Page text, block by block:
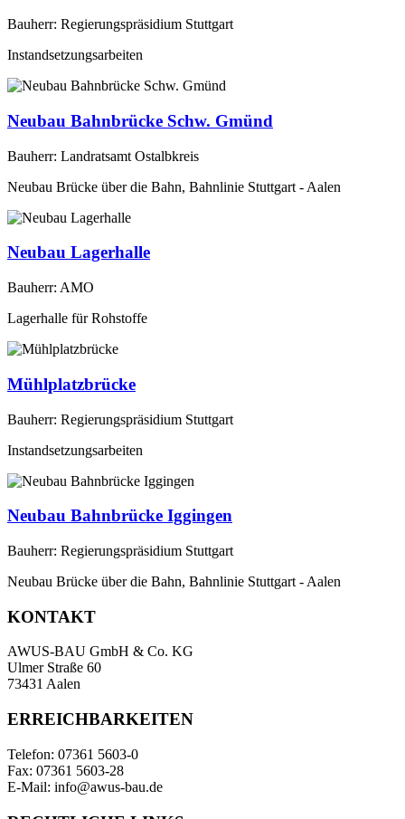
Bauherr: Regierungspräsidium Stuttgart
Instandsetzungsarbeiten
Neubau Bahnbrücke Schw. Gmünd
Bauherr: Landratsamt Ostalbkreis
Neubau Brücke über die Bahn, Bahnlinie Stuttgart - Aalen
Neubau Lagerhalle
Bauherr: AMO
Lagerhalle für Rohstoffe
Mühlplatzbrücke
Bauherr: Regierungspräsidium Stuttgart
Instandsetzungsarbeiten
Neubau Bahnbrücke Iggingen
Bauherr: Regierungspräsidium Stuttgart
Neubau Brücke über die Bahn, Bahnlinie Stuttgart - Aalen
KONTAKT
AWUS-BAU GmbH & Co. KG
Ulmer Straße 60
73431 Aalen
ERREICHBARKEITEN
Telefon: 07361 5603-0
Fax: 07361 5603-28
E-Mail: info@awus-bau.de